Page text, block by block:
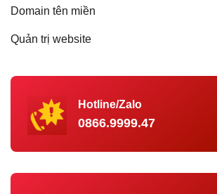
Domain tên miền
Quản trị website
Hotline/Zalo
0866.9999.47